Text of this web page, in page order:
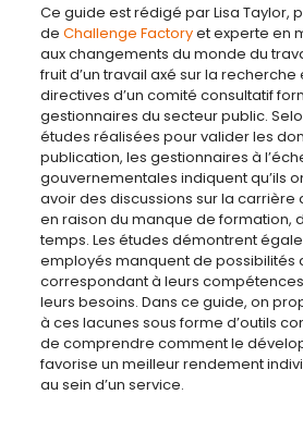
Ce guide est rédigé par Lisa Taylor,
de Challenge Factoryet experte en
aux changements du monde du
fruit d’un travail axé sur la
directives d’un comité consultatif
gestionnaires du secteur public.
études réalisées pour valider les
publication, les gestionnaires à
gouvernementales indiquent qu’ils
avoir des discussions sur la carrière
en raison du manque de formation,
temps. Les études démontrent
employés manquent de possibilités
correspondant à leurs
leurs besoins. Dans ce guide, on
à ces lacunes sous forme d’outils
de comprendre comment le
favorise un meilleur rendement
au sein d’un service.